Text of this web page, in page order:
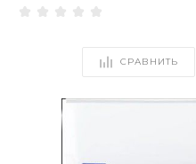
СРАВНИТЬ